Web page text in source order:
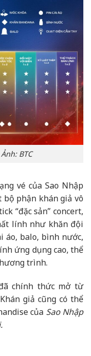
BTC
vé của Sao Nhập
bộ phận khán giả vô
“đặc sản” concert,
lính như khăn đội
áo, balo, bình nước,
ứng dụng cao, thể
trình.
chính thức mở từ
giả cũng có thể
của Sao Nhập